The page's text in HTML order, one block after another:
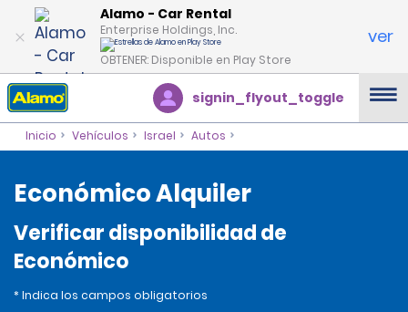
Alamo - Car Rental
Enterprise Holdings, Inc.
OBTENER: Disponible en Play Store
ver
signin_flyout_toggle
Inicio Vehículos Israel Autos
Económico Alquiler
Verificar disponibilidad de
Económico
* Indica los campos obligatorios